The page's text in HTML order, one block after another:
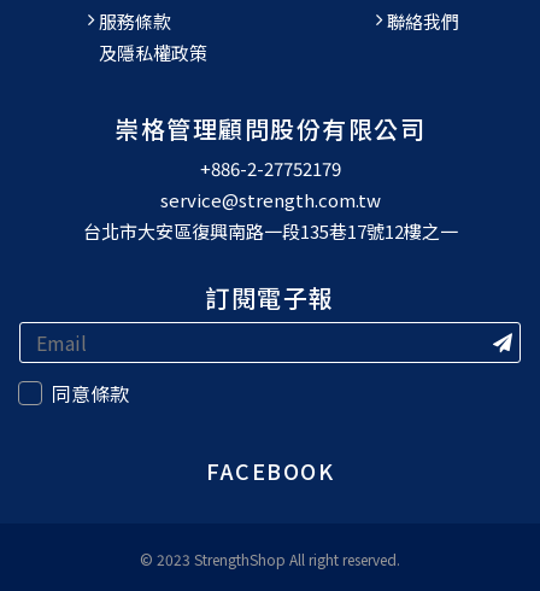
崇格管理顧問股份有限公司
+886-2-27752179
service@strength.com.tw
台北市大安區復興南路一段135巷17號12樓之一
訂閱電子報
同意條款
服務條款
及隱私權政策
聯絡我們
FACEBOOK
© 2023 StrengthShop All right reserved.